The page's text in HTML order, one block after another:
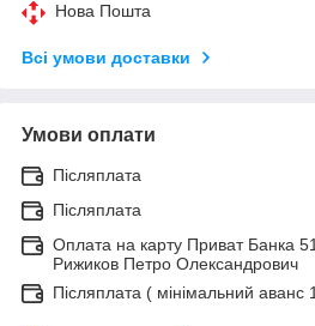
Нова Пошта
Всі умови доставки
Умови оплати
Післяплата
Післяплата
Оплата на карту Приват Банка
Рижиков Петро Олександрович
Післяплата ( мінімальний аванс